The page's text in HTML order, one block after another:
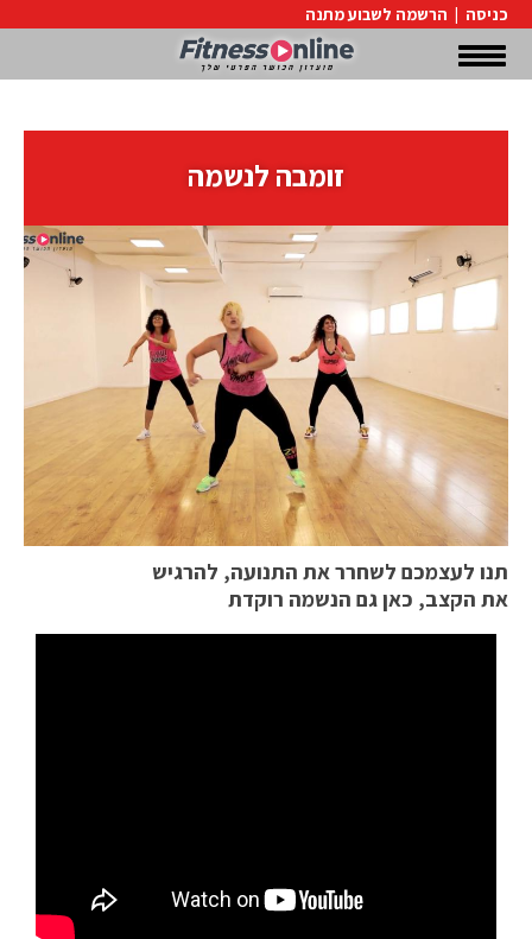
כניסה | הרשמה לשבוע מתנה
זומבה לנשמה
תנו לעצמכם לשחרר את התנועה, להרגיש
את הקצב, כאן גם הנשמה רוקדת